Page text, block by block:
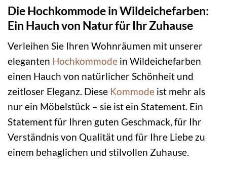
Die Hochkommode in Wildeichefarben:
Ein Hauch von Natur für Ihr Zuhause
Verleihen Sie Ihren Wohnräumen mit unserer
eleganten Hochkommode in Wildeichefarben
einen Hauch von natürlicher Schönheit und
zeitloser Eleganz. Diese Kommode ist mehr als
nur ein Möbelstück – sie ist ein Statement. Ein
Statement für Ihren guten Geschmack, für Ihr
Verständnis von Qualität und für Ihre Liebe zu
einem behaglichen und stilvollen Zuhause.